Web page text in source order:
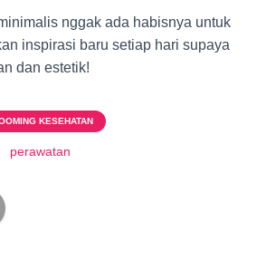
nggak ada habisnya untuk
inspirasi baru setiap hari supaya
dan estetik!
KESEHATAN
perawatan